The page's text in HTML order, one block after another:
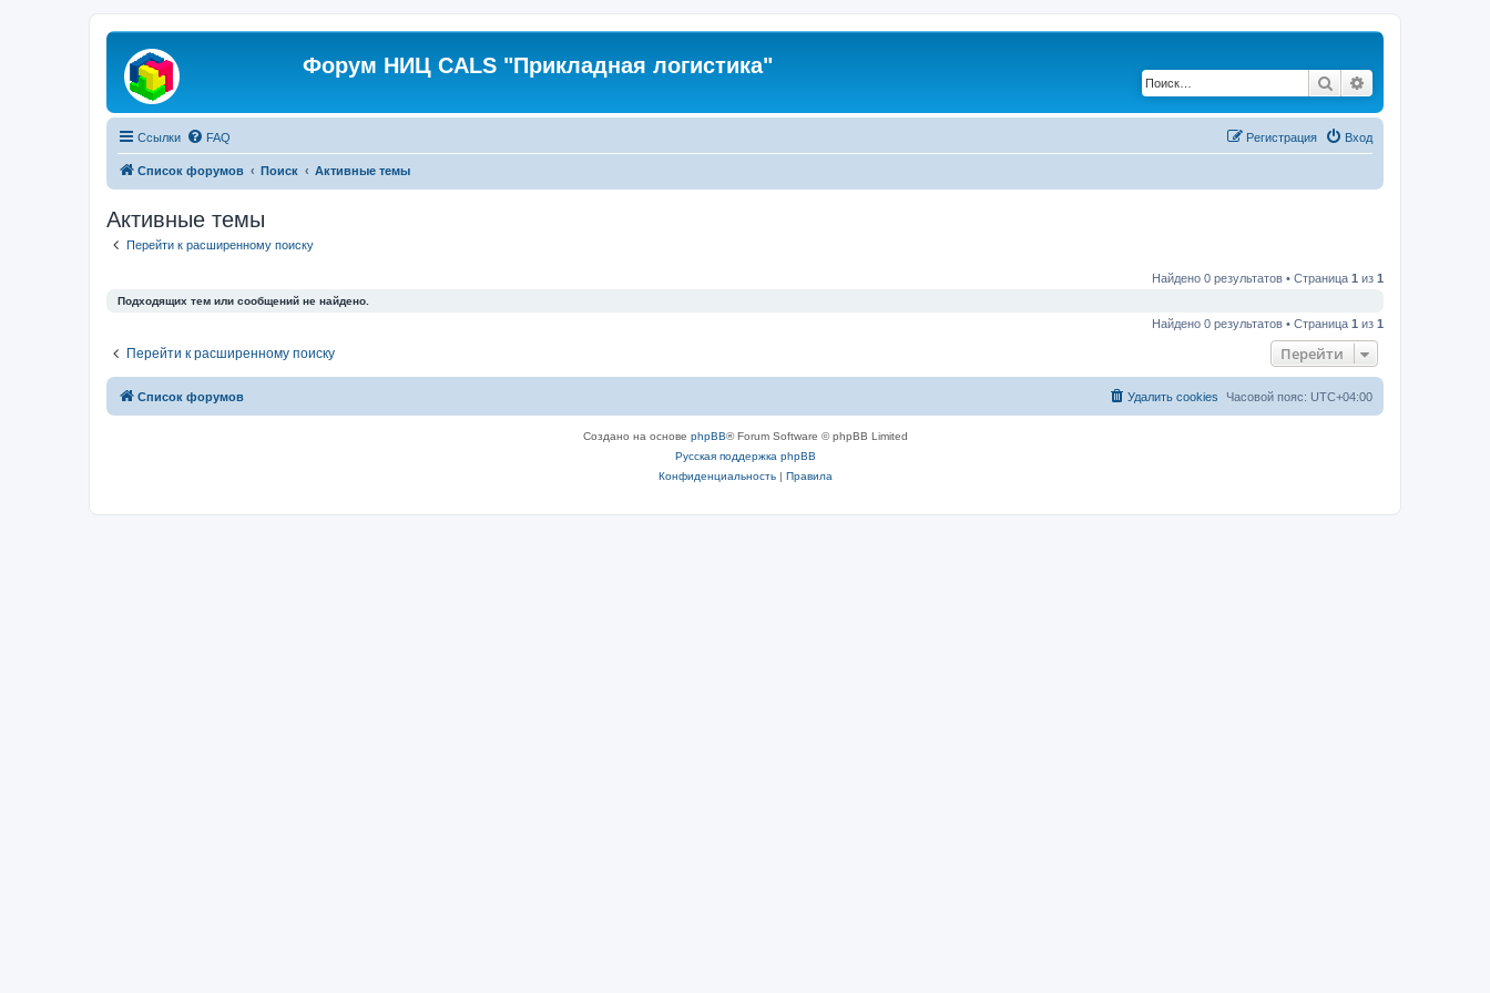
Форум НИЦ CALS "Прикладная логистика"
Поиск
Ссылки FAQ Вход
Регистрация
Список форумов Поиск Активные темы
Активные темы
Перейти к расширенному поиску
Найдено 0 результатов • Страница 1 из 1
Подходящих тем или сообщений не найдено.
Найдено 0 результатов • Страница 1 из 1
Перейти к расширенному поиску Перейти
Список форумов Часовой пояс: UTC+04:00
Удалить cookies
Создано на основе phpBB® Forum Software © phpBB Limited
Русская поддержка phpBB
Конфиденциальность| Правила